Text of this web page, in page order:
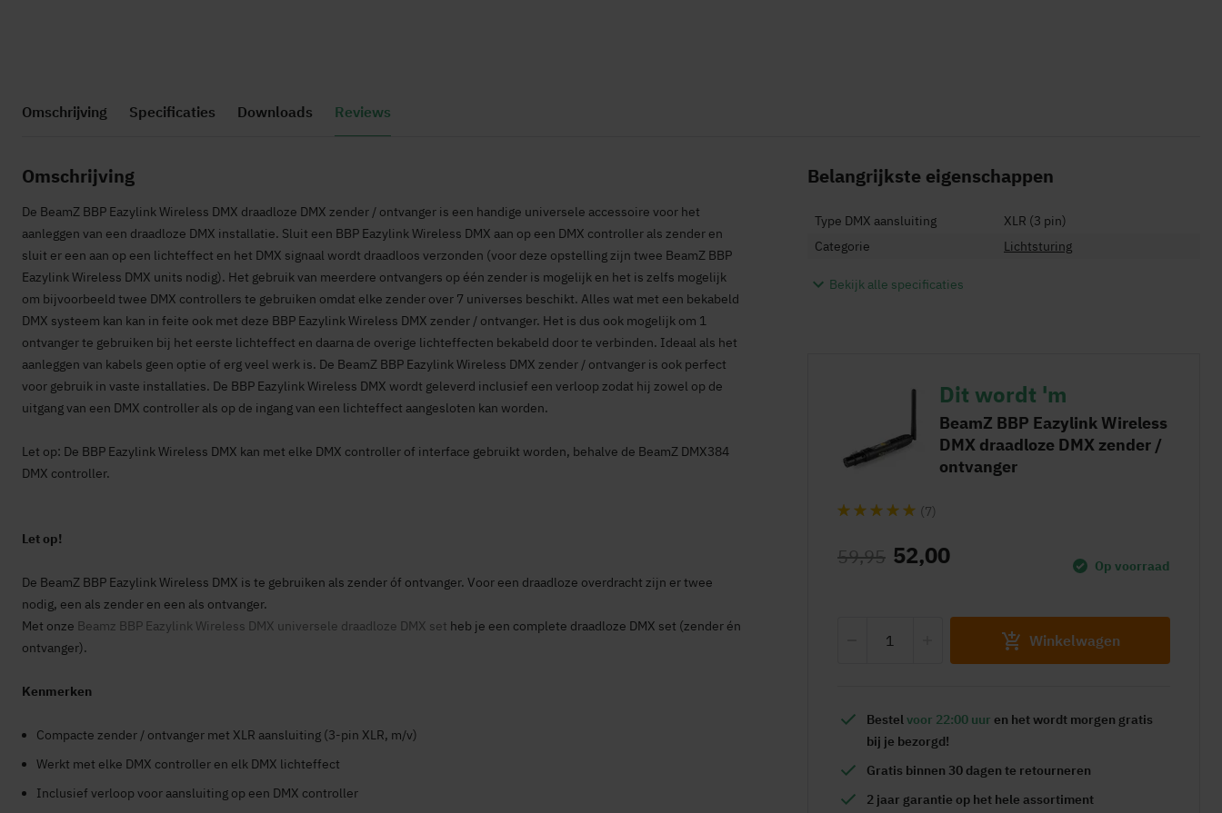
het
de
gallerij
Omschrijving Specificaties Downloads Reviews
Omschrijving
De BeamZ BBP Eazylink Wireless DMX draadloze DMX zender / ontvanger is een handige universele accessoire voor het
aanleggen van een draadloze DMX installatie. Sluit een BBP Eazylink Wireless DMX aan op een DMX controller als zender en
sluit er een aan op een lichteffect en het DMX signaal wordt draadloos verzonden (voor deze opstelling zijn twee BeamZ BBP
Eazylink Wireless DMX units nodig). Het gebruik van meerdere ontvangers op één zender is mogelijk en het is zelfs mogelijk
om bijvoorbeeld twee DMX controllers te gebruiken omdat elke zender over 7 universes beschikt. Alles wat met een bekabeld
DMX systeem kan kan in feite ook met deze BBP Eazylink Wireless DMX zender / ontvanger. Het is dus ook mogelijk om 1
ontvanger te gebruiken bij het eerste lichteffect en daarna de overige lichteffecten bekabeld door te verbinden. Ideaal als het
aanleggen van kabels geen optie of erg veel werk is. De BeamZ BBP Eazylink Wireless DMX zender / ontvanger is ook perfect
voor gebruik in vaste installaties. De BBP Eazylink Wireless DMX wordt geleverd inclusief een verloop zodat hij zowel op de
uitgang van een DMX controller als op de ingang van een lichteffect aangesloten kan worden.
Let op: De BBP Eazylink Wireless DMX kan met elke DMX controller of interface gebruikt worden, behalve de BeamZ DMX384
DMX controller.
Let op!
De BeamZ BBP Eazylink Wireless DMX is te gebruiken als zender óf ontvanger. Voor een draadloze overdracht zijn er twee
nodig, een als zender en een als ontvanger.
Met onze Beamz BBP Eazylink Wireless DMX universele draadloze DMX set heb je een complete draadloze DMX set (zender én
ontvanger).
Kenmerken
Compacte zender / ontvanger met XLR aansluiting (3-pin XLR, m/v)
Werkt met elke DMX controller en elk DMX lichteffect
Inclusief verloop voor aansluiting op een DMX controller
Belangrijkste eigenschappen
Type DMX aansluiting
XLR (3 pin)
Categorie
Lichtsturing
Bekijk alle specificaties
Dit wordt 'm
BeamZ BBP Eazylink Wireless
DMX draadloze DMX zender /
ontvanger
(7)
52,00
59,95 Op voorraad
- +
Winkelwagen
Bestelvoor 22:00 uur en het wordt morgen gratis
bij je bezorgd!
Gratis binnen 30 dagen te retourneren
2 jaar garantie op het hele assortiment